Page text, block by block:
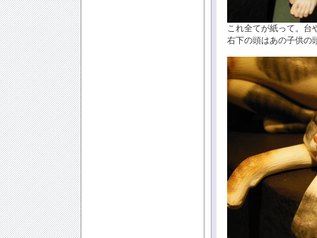
これ全てが紙って。台
右下の頭はあの子供の